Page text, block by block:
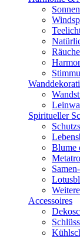
Spiritueller
Blume
Accessoires